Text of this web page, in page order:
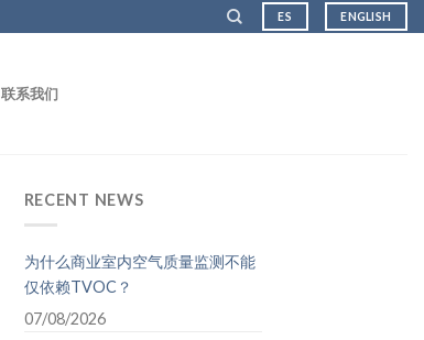
ES ENGLISH
联系我们
RECENT NEWS
为什么商业室内空气质量监测不能
仅依赖TVOC？
07/08/2026